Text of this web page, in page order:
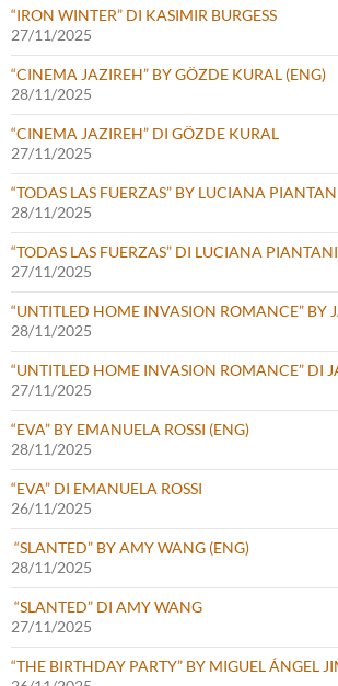
“IRON WINTER” DI KASIMIR BURGESS
27/11/2025
“CINEMA JAZIREH” BY GÖZDE KURAL (ENG)
28/11/2025
“CINEMA JAZIREH” DI GÖZDE KURAL
27/11/2025
“TODAS LAS FUERZAS” BY LUCIANA
28/11/2025
“TODAS LAS FUERZAS” DI LUCIANA
27/11/2025
“UNTITLED HOME INVASION ROMANCE” BY
28/11/2025
“UNTITLED HOME INVASION ROMANCE” DI
27/11/2025
“EVA” BY EMANUELA ROSSI (ENG)
28/11/2025
“EVA” DI EMANUELA ROSSI
26/11/2025
“SLANTED” BY AMY WANG (ENG)
28/11/2025
“SLANTED” DI AMY WANG
27/11/2025
“THE BIRTHDAY PARTY” BY MIGUEL ÁNGEL